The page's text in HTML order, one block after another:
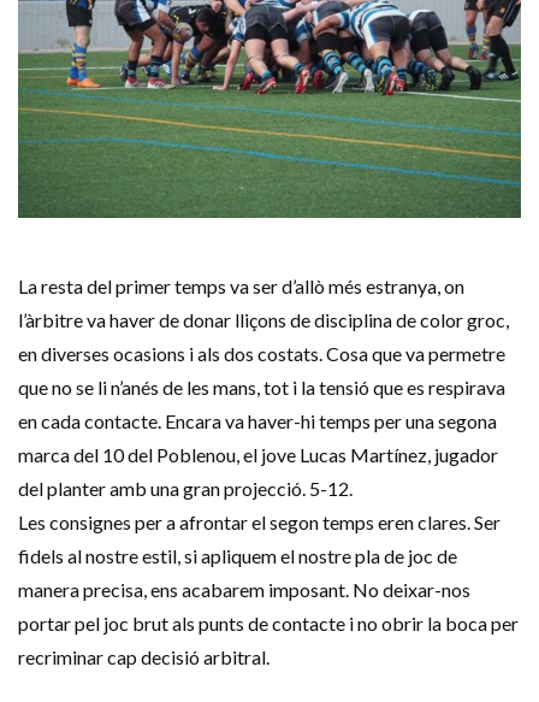
La resta del primer temps va ser d’allò més estranya, on
l’àrbitre va haver de donar lliçons de disciplina de color groc,
en diverses ocasions i als dos costats. Cosa que va permetre
que no se li n’anés de les mans, tot i la tensió que es respirava
en cada contacte. Encara va haver-hi temps per una segona
marca del 10 del Poblenou, el jove Lucas Martínez, jugador
del planter amb una gran projecció. 5-12.
Les consignes per a afrontar el segon temps eren clares. Ser
fidels al nostre estil, si apliquem el nostre pla de joc de
manera precisa, ens acabarem imposant. No deixar-nos
portar pel joc brut als punts de contacte i no obrir la boca per
recriminar cap decisió arbitral.